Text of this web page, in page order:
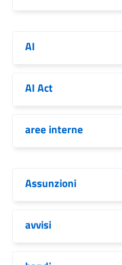
AI
AI Act
aree interne
Assunzioni
avvisi